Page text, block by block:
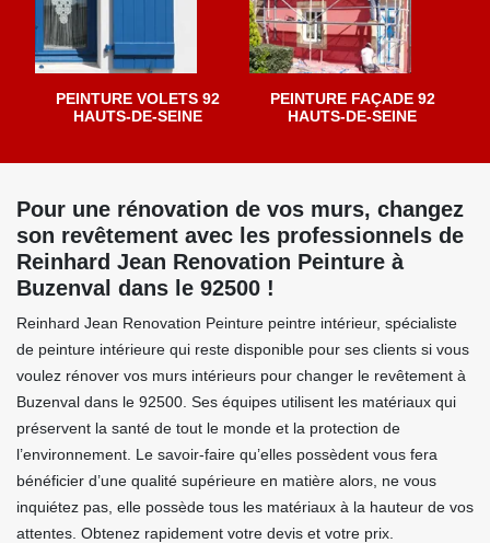
PEINTURE VOLETS 92
HAUTS-DE-SEINE
PEINTURE FAÇADE 92
HAUTS-DE-SEINE
Pour une rénovation de vos murs, changez
son revêtement avec les professionnels de
Reinhard Jean Renovation Peinture à
Buzenval dans le 92500 !
Reinhard Jean Renovation Peinture peintre intérieur, spécialiste
de peinture intérieure qui reste disponible pour ses clients si vous
voulez rénover vos murs intérieurs pour changer le revêtement à
Buzenval dans le 92500. Ses équipes utilisent les matériaux qui
préservent la santé de tout le monde et la protection de
l’environnement. Le savoir-faire qu’elles possèdent vous fera
bénéficier d’une qualité supérieure en matière alors, ne vous
inquiétez pas, elle possède tous les matériaux à la hauteur de vos
attentes. Obtenez rapidement votre devis et votre prix.